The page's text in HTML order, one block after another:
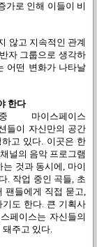
가로 인해 이들이 비
않고 지속적인 관계
자 그룹으로 생각하
어떤 변화가 나타날
한다
이스페이스
들이 자신만의 공간
고 있다. 이곳은 한
널의 음악 프로그램
는 것과 동시에, 마이
. 작업 중인 곡들, 초
팬들에게 직접 묻고,
기도 한다. 큰 기획사
페이스는 자신들의
돼주고 있다.